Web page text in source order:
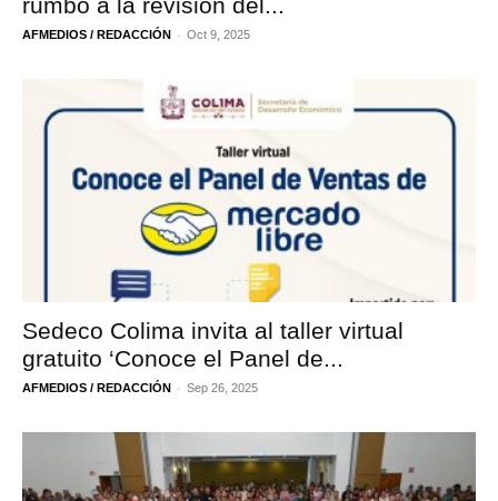
AFMEDIOS / REDACCIÓN - Oct 9, 2025
Sedeco Colima invita al taller virtual
gratuito ‘Conoce el Panel de...
AFMEDIOS / REDACCIÓN - Sep 26, 2025